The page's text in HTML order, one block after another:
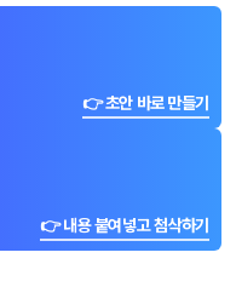
👉 초안 바로 만들기
👉 내용 붙여넣고 첨삭하기